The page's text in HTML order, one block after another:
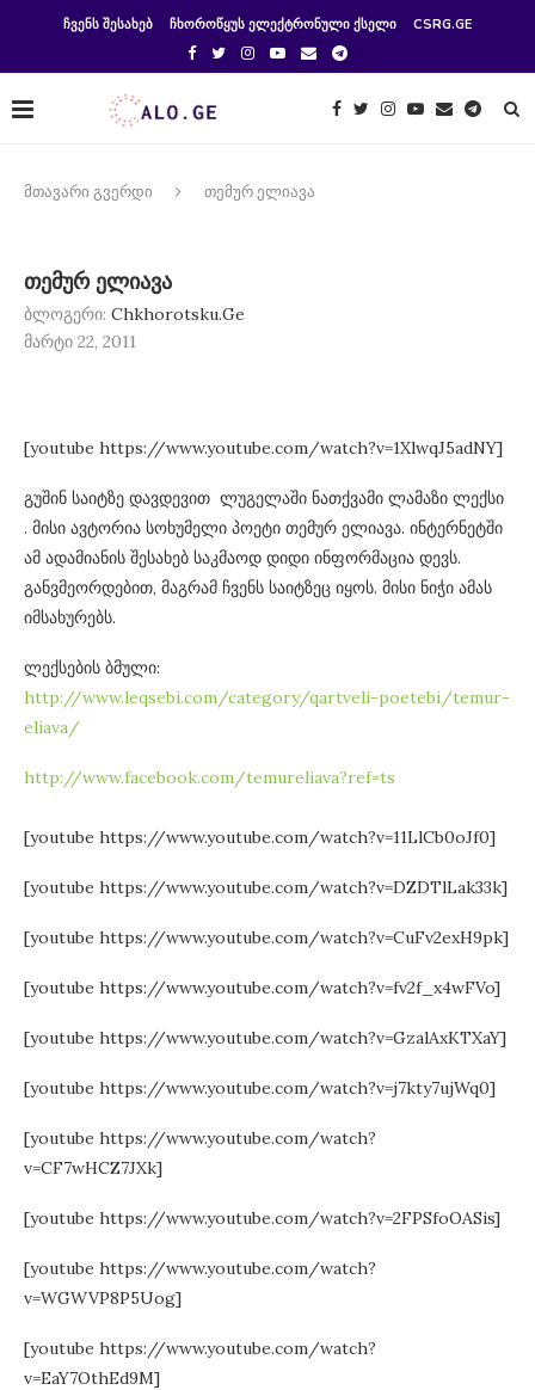
ᲩᲕᲔᲜᲡ ᲨᲔᲡᲐᲮᲔᲑ ᲩᲮᲝᲠᲝᲬᲧᲣᲡ ᲔᲚᲔᲥᲢᲠᲝᲜᲣᲚᲘ ᲥᲡᲔᲚᲘ CSRG.GE
მთავარი გვერდი თემურ ელიავა
თემურ ელიავა
ბლოგერი: Chkhorotsku.Ge
მარტი 22, 2011
[youtube https://www.youtube.com/watch?v=1XlwqJ5adNY]
გუშინ საიტზე დავდევით ლუგელაში ნათქვამი ლამაზი ლექსი
. მისი ავტორია სოხუმელი პოეტი თემურ ელიავა. ინტერნეტში
ამ ადამიანის შესახებ საკმაოდ დიდი ინფორმაცია დევს.
განვმეორდებით, მაგრამ ჩვენს საიტზეც იყოს. მისი ნიჭი ამას
იმსახურებს.
ლექსების ბმული:
http://www.leqsebi.com/category/qartveli-poetebi/temur-
eliava/
http://www.facebook.com/temureliava?ref=ts
[youtube https://www.youtube.com/watch?v=11LlCb0oJf0]
[youtube https://www.youtube.com/watch?v=DZDTlLak33k]
[youtube https://www.youtube.com/watch?v=CuFv2exH9pk]
[youtube https://www.youtube.com/watch?v=fv2f_x4wFVo]
[youtube https://www.youtube.com/watch?v=GzalAxKTXaY]
[youtube https://www.youtube.com/watch?v=j7kty7ujWq0]
[youtube https://www.youtube.com/watch?
v=CF7wHCZ7JXk]
[youtube https://www.youtube.com/watch?v=2FPSfoOASis]
[youtube https://www.youtube.com/watch?
v=WGWVP8P5Uog]
[youtube https://www.youtube.com/watch?
v=EaY7OthEd9M]